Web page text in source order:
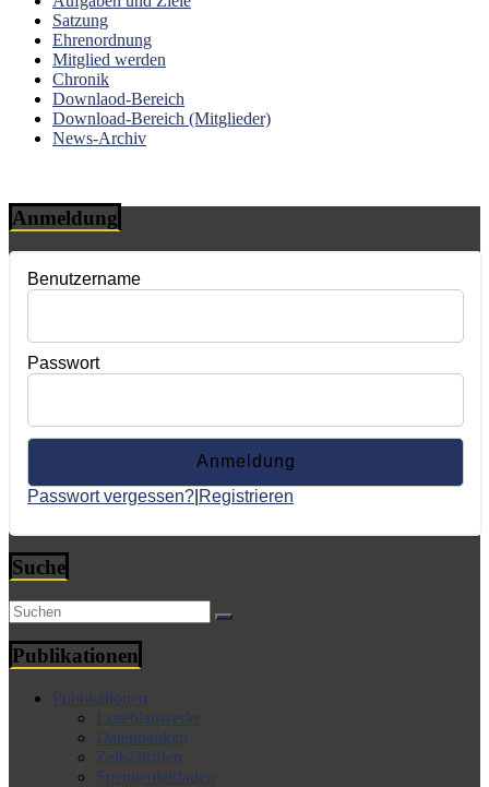
Satzung
Ehrenordnung
Mitglied werden
Chronik
Downlaod-Bereich
Download-Bereich (Mitglieder)
News-Archiv
Anmeldung
Benutzername
Passwort
Passwort vergessen? Registrieren
Suche
Publikationen
Publikationen
Loseblattwerke
Datenbanken
Zeitschriften
Spendenleitfaden